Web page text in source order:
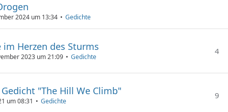
2024 um 13:34 Gedichte
im Herzen des Sturms
2023 um 21:09 Gedichte
4
"The Hill We Climb"
um 08:31 Gedichte
9